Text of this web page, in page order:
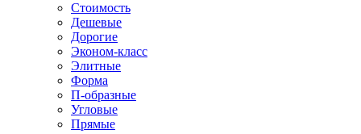
Стоимость
Дешевые
Дорогие
Эконом-класс
Элитные
Форма
П-образные
Угловые
Прямые